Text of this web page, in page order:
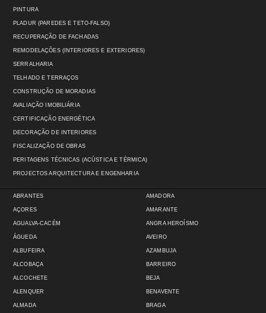
PINTURA
PLADUR (PAREDES E TETO-FALSO)
RECUPERAÇÃO DE FACHADAS
REMODELAÇÕES (INTERIORES E EXTERIORES)
SERRALHARIA
TELHADO E TERRAÇOS
CONSTRUÇÃO DE MORADIAS
AVALIAÇÃO IMOBILIÁRIA
CERTIFICAÇÃO ENERGÉTICA
DECORAÇÃO DE INTERIORES
FISCALIZAÇÃO DE OBRAS
PERITAGENS TÉCNICAS (ACÚSTICA E TÉRMICA)
PROJECTOS ARQUITECTURA E ENGENHARIA
ABRANTES
AÇORES
AGUALVA-CACÉM
ÁGUEDA
ALBUFEIRA
ALCOBAÇA
ALCOCHETE
ALENQUER
ALMADA
AMADORA
AMARANTE
ANGRA HEROÍSMO
AVEIRO
AZAMBUJA
BARREIRO
BEJA
BENAVENTE
BRAGA